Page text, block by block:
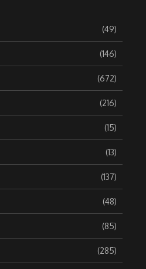
(49)
(146)
(672)
(216)
(15)
(13)
(137)
(48)
(85)
(285)